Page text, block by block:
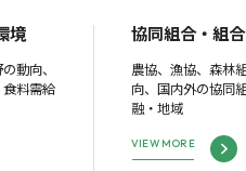
境
動向、
料需給
協同組合・組
農協、漁協、森林
向、国内外の協同
融・地域
VIEW MORE